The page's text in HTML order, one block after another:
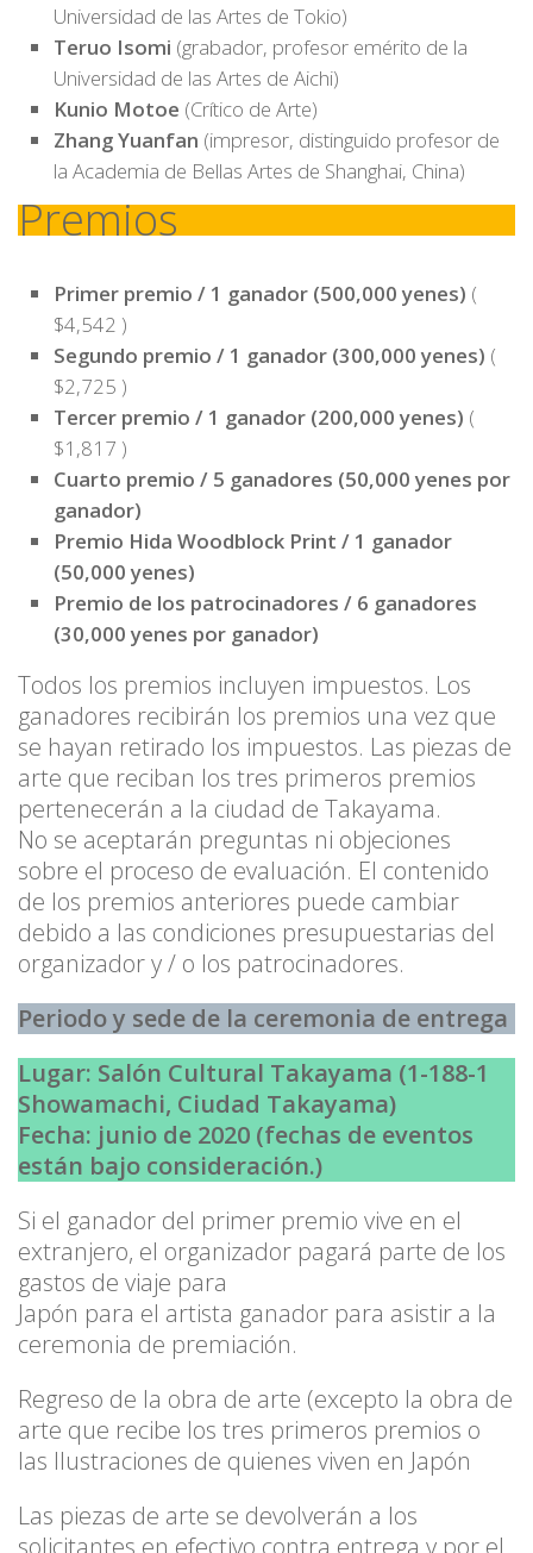
Universidad de las Artes de Tokio)
Teruo Isomi (grabador, profesor emérito de la
Universidad de las Artes de Aichi)
Kunio Motoe (Crítico de Arte)
Zhang Yuanfan (impresor, distinguido profesor de
la Academia de Bellas Artes de Shanghai, China)
Premios
Primer premio / 1 ganador (500,000 yenes) (
$4,542 )
Segundo premio / 1 ganador (300,000 yenes) (
$2,725 )
Tercer premio / 1 ganador (200,000 yenes) (
$1,817 )
Cuarto premio / 5 ganadores (50,000 yenes por
ganador)
Premio Hida Woodblock Print / 1 ganador
(50,000 yenes)
Premio de los patrocinadores / 6 ganadores
(30,000 yenes por ganador)
Todos los premios incluyen impuestos. Los
ganadores recibirán los premios una vez que
se hayan retirado los impuestos. Las piezas de
arte que reciban los tres primeros premios
pertenecerán a la ciudad de Takayama.
No se aceptarán preguntas ni objeciones
sobre el proceso de evaluación. El contenido
de los premios anteriores puede cambiar
debido a las condiciones presupuestarias del
organizador y / o los patrocinadores.
Periodo y sede de la ceremonia de entrega
Lugar: Salón Cultural Takayama (1-188-1
Showamachi, Ciudad Takayama)
Fecha: junio de 2020 (fechas de eventos
están bajo consideración.)
Si el ganador del primer premio vive en el
extranjero, el organizador pagará parte de los
gastos de viaje para
Japón para el artista ganador para asistir a la
ceremonia de premiación.
Regreso de la obra de arte (excepto la obra de
arte que recibe los tres primeros premios o
las Ilustraciones de quienes viven en Japón
Las piezas de arte se devolverán a los
solicitantes en efectivo contra entrega y por el